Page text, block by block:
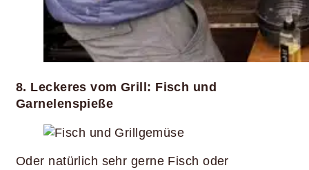
8. Leckeres vom Grill: Fisch und
Garnelenspieße
Oder natürlich sehr gerne Fisch oder